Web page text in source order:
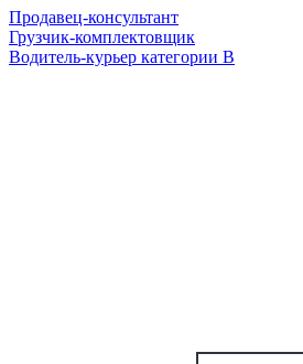
Продавец-консультант
Грузчик-комплектовщик
Водитель-курьер категории B